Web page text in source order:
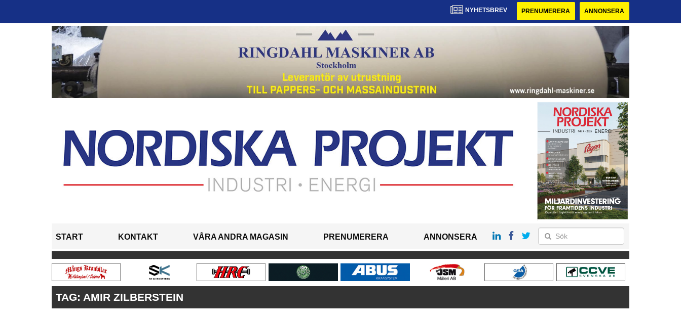
NYHETSBREV PRENUMERERA ANNONSERA
START KONTAKT VÅRA ANDRA MAGASIN PRENUMERERA ANNONSERA
TAG: AMIR ZILBERSTEIN